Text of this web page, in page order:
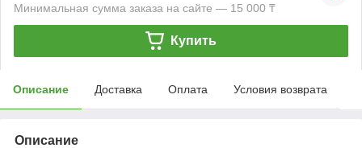
Минимальная сумма заказа на сайте — 15 000 ₸
Купить
Описание Доставка Оплата Условия возврата
Описание